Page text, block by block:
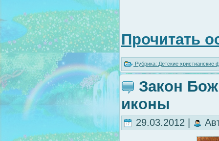
Прочитать
Рубрика: Детские христианские
Закон
иконы
29.03.2012 |